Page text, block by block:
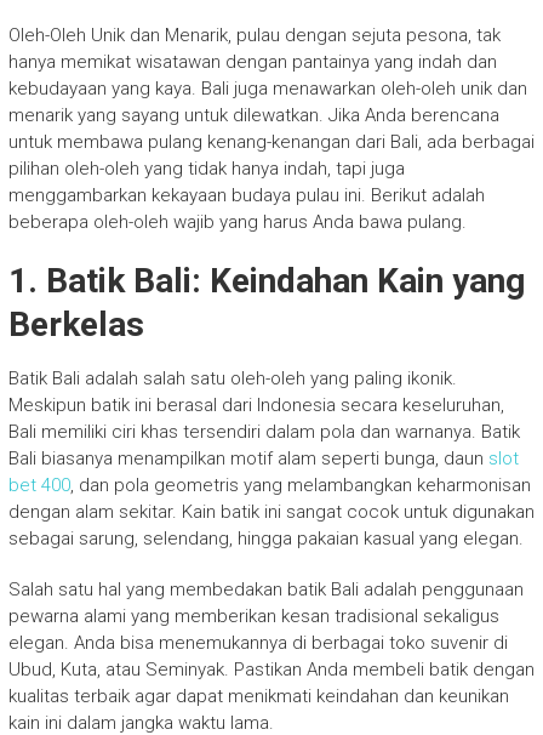
Oleh-Oleh Unik dan Menarik, pulau dengan sejuta pesona, tak
hanya memikat wisatawan dengan pantainya yang indah dan
kebudayaan yang kaya. Bali juga menawarkan oleh-oleh unik dan
menarik yang sayang untuk dilewatkan. Jika Anda berencana
untuk membawa pulang kenang-kenangan dari Bali, ada berbagai
pilihan oleh-oleh yang tidak hanya indah, tapi juga
menggambarkan kekayaan budaya pulau ini. Berikut adalah
beberapa oleh-oleh wajib yang harus Anda bawa pulang.
1. Batik Bali: Keindahan Kain yang
Berkelas
Batik Bali adalah salah satu oleh-oleh yang paling ikonik.
Meskipun batik ini berasal dari Indonesia secara keseluruhan,
Bali memiliki ciri khas tersendiri dalam pola dan warnanya. Batik
Bali biasanya menampilkan motif alam seperti bunga, daun slot
bet 400, dan pola geometris yang melambangkan keharmonisan
dengan alam sekitar. Kain batik ini sangat cocok untuk digunakan
sebagai sarung, selendang, hingga pakaian kasual yang elegan.
Salah satu hal yang membedakan batik Bali adalah penggunaan
pewarna alami yang memberikan kesan tradisional sekaligus
elegan. Anda bisa menemukannya di berbagai toko suvenir di
Ubud, Kuta, atau Seminyak. Pastikan Anda membeli batik dengan
kualitas terbaik agar dapat menikmati keindahan dan keunikan
kain ini dalam jangka waktu lama.